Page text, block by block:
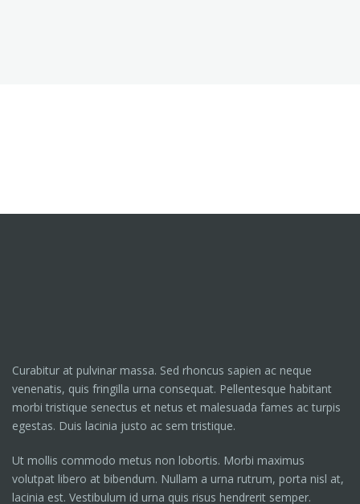
Curabitur at pulvinar massa. Sed rhoncus sapien ac neque
venenatis, quis fringilla urna consequat. Pellentesque habitant
morbi tristique senectus et netus et malesuada fames ac turpis
egestas. Duis lacinia justo ac sem tristique.
Ut mollis commodo metus non lobortis. Morbi maximus
volutpat libero at bibendum. Nullam a urna rutrum, porta nisl at,
lacinia est. Vestibulum id urna quis risus hendrerit semper.